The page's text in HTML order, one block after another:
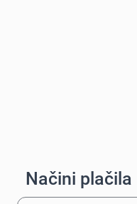
Načini plačila